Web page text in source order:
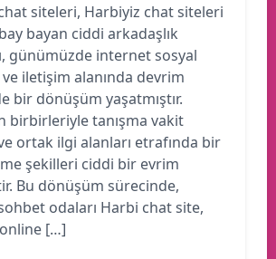
siteleri, Harbiyiz chat siteleri
bayan ciddi arkadaşlık
günümüzde internet sosyal
iletişim alanında devrim
bir dönüşüm yaşatmıştır.
birbirleriyle tanışma vakit
ortak ilgi alanları etrafında bir
şekilleri ciddi bir evrim
Bu dönüşüm sürecinde,
odaları Harbi chat site,
[…]